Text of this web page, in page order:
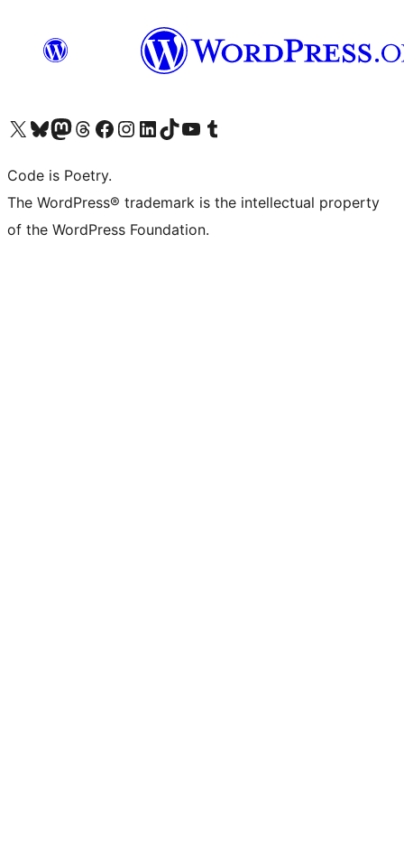
Visit our X (formerly Twitter) account
Visit our Bluesky account
Visit our Mastodon account
Visit our Threads account
Visit our Facebook page
Visit our Instagram account
Visit our LinkedIn account
Visit our TikTok account
Visit our YouTube channel
Visit our Tumblr account
Code is Poetry.
The WordPress® trademark is the intellectual property
of the WordPress Foundation.